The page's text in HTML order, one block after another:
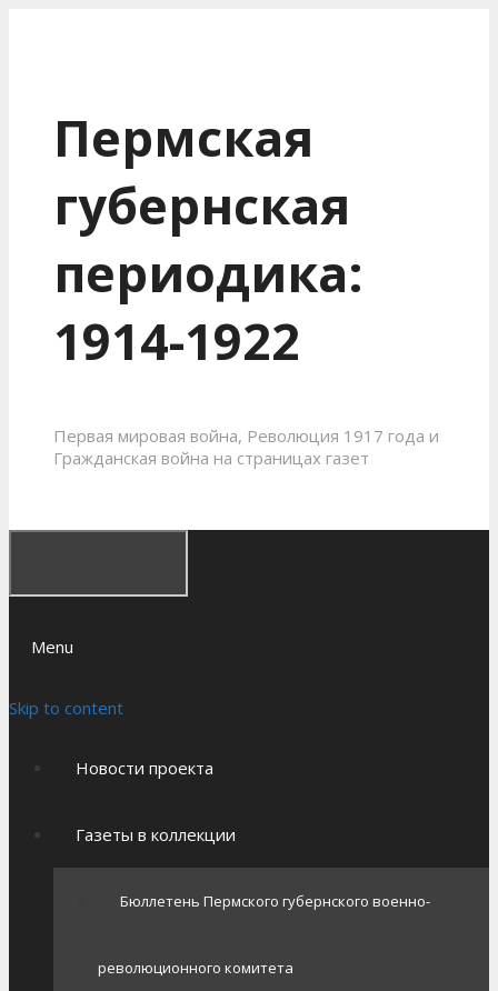
Пермская
губернская
периодика:
1914-1922
Первая мировая война, Революция 1917 года и
Гражданская война на страницах газет
Menu
Skip to content
Новости проекта
Газеты в коллекции
Бюллетень Пермского губернского военно-
революционного комитета